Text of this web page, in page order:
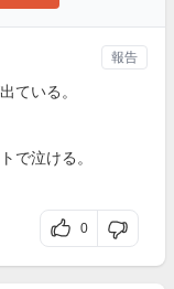
ている。
で泣ける。
0
報告